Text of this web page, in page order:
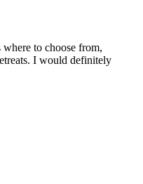
to choose from,
I would definitely